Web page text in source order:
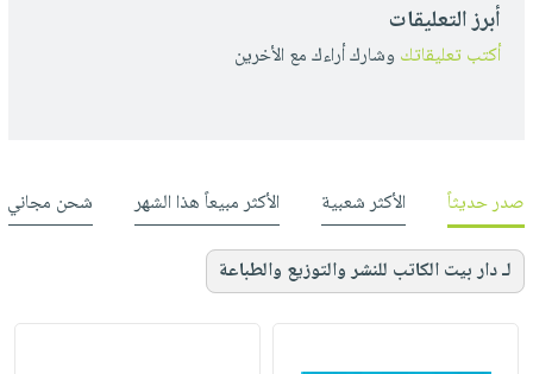
أبرز التعليقات
أكتب تعليقاتك وشارك أراءك مع الأخرين
صدر حديثاً الأكثر شعبية الأكثر مبيعاً هذا الشهر شحن مجاني
لـ دار بيت الكاتب للنشر والتوزيع والطباعة